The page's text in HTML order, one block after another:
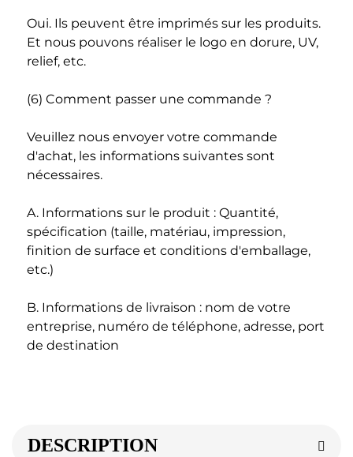
Oui. Ils peuvent être imprimés sur les produits.
Et nous pouvons réaliser le logo en dorure, UV,
relief, etc.
(6) Comment passer une commande ?
Veuillez nous envoyer votre commande
d'achat, les informations suivantes sont
nécessaires.
A. Informations sur le produit : Quantité,
spécification (taille, matériau, impression,
finition de surface et conditions d'emballage,
etc.)
B. Informations de livraison : nom de votre
entreprise, numéro de téléphone, adresse, port
de destination
DESCRIPTION